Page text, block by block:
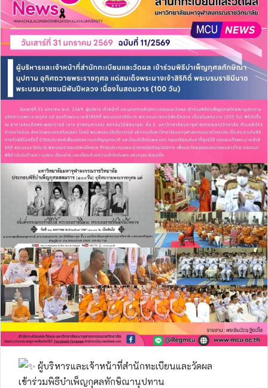
ผู้บริหารและเจ้าหน้าที่สำนักทะเบียนและวัดผล
เข้าร่วมพิธีบำเพ็ญกุศลทักษิณานุปทาน